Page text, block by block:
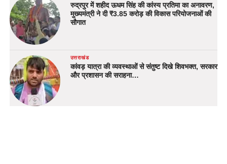
रुद्रपुर में शहीद ऊधम सिंह की कांस्य प्रतिमा का अनावरण,
मुख्यमंत्री ने दी ₹3.85 करोड़ की विकास परियोजनाओं की
सौगात
उत्तराखंड
कांवड़ यात्रा की व्यवस्थाओं से संतुष्ट दिखे शिवभक्त, सरकार
और प्रशासन की सराहना…